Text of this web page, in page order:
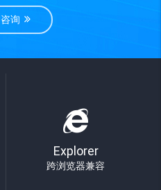
询
Explorer
跨浏览器兼容